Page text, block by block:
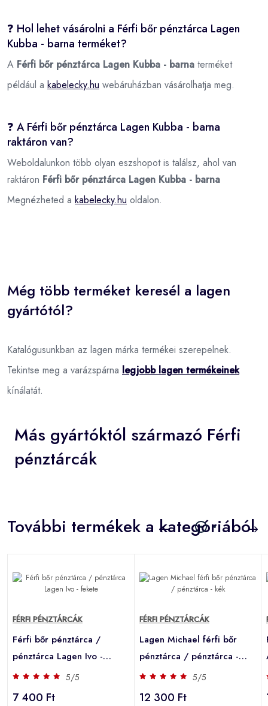
❓ Hol lehet vásárolni a Férfi bőr pénztárca Lagen
Kubba - barna terméket?
A Férfi bőr pénztárca Lagen Kubba - barna terméket
például a kabelecky.hu webáruházban vásárolhatja meg.
❓ A Férfi bőr pénztárca Lagen Kubba - barna
raktáron van?
Weboldalunkon több olyan eszshopot is találsz, ahol van
raktáron Férfi bőr pénztárca Lagen Kubba - barna
Megnézheted a kabelecky.hu oldalon.
Még több terméket keresél a lagen
gyártótól?
Katalógusunkban az lagen márka termékei szerepelnek.
Tekintse meg a varázspárna legjobb lagen termékeinek
kínálatát.
Más gyártóktól származó Férfi
pénztárcák
További termékek a kategóriából
FÉRFI PÉNZTÁRCÁK
Férfi bőr pénztárca /
pénztárca Lagen Ivo -
fekete
5/5
7 400 Ft
FÉRFI PÉNZTÁRCÁK
Lagen Michael férfi bőr
pénztárca / pénztárca -
kék
5/5
12 300 Ft